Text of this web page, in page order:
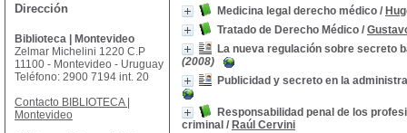
Medicina legal derecho médico /
Tratado de Derecho Médico /
La nueva regulación sobre secreto
(2008)
Publicidad y secreto en la
Responsabilidad penal de los
criminal / Raúl Cervini
Dirección
Biblioteca | Montevideo
Zelmar Michelini 1220 C.P
11100 - Montevideo - Uruguay
Teléfono: 2900 7194 int. 20
Contacto BIBLIOTECA |
Montevideo